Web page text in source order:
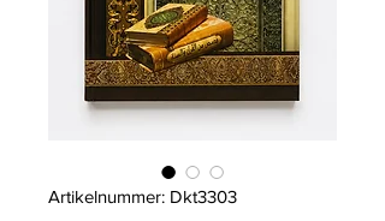
Artikelnummer: Dkt3303